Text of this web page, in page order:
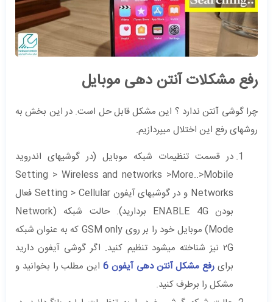
رفع مشکلات آنتن دهی موبایل
چرا گوشی آنتن ندارد ؟ این مشکل قابل حل است. در این بخش به
روشهای رفع این اختلال میپردازیم.
در قسمت تنظیمات شبکه موبایل (در گوشیهای اندروید
Setting > Wireless and networks >More..>Mobile
Networks و در گوشیهای آیفون Setting > Cellular فعال
بودن ENABLE 4G بردارید). حالت شبکه (Network
Mode) موبایل خود را بر روی GSM only که به عنوان شبکه
۲G نیز شناخته میشود تنظیم کنید. اگر گوشی آیفون دارید
برای رفع مشکل آنتن دهی آیفون 6 این مطلب را بخوانید و
مشکل را برطرف کنید.